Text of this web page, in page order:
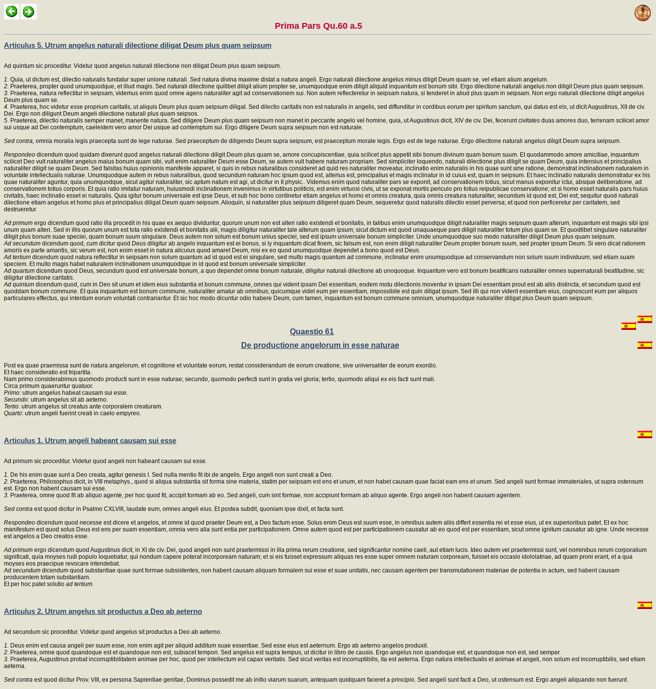
Prima Pars Qu.60 a.5
Articulus 5. Utrum angelus naturali dilectione diligat Deum plus quam seipsum
Ad quintum sic proceditur. Videtur quod angelus naturali dilectione non diligat Deum plus quam seipsum.
1. Quia, ut dictum est, dilectio naturalis fundatur super unione naturali. Sed natura divina maxime distat a natura angeli. Ergo naturali dilectione angelus minus diligit Deum quam se, vel etiam alium angelum.
2. Praeterea, propter quod unumquodque, et illud magis. Sed naturali dilectione quilibet diligit alium propter se, unumquodque enim diligit aliquid inquantum est bonum sibi. Ergo dilectione naturali angelus non diligit Deum plus quam seipsum.
3. Praeterea, natura reflectitur in seipsam, videmus enim quod omne agens naturaliter agit ad conservationem sui. Non autem reflecteretur in seipsam natura, si tenderet in aliud plus quam in seipsam. Non ergo naturali dilectione diligit angelus
Deum plus quam se.
4. Praeterea, hoc videtur esse proprium caritatis, ut aliquis Deum plus quam seipsum diligat. Sed dilectio caritatis non est naturalis in angelis, sed diffunditur in cordibus eorum per spiritum sanctum, qui datus est eis, ut dicit Augustinus, XII de civ.
Dei. Ergo non diligunt Deum angeli dilectione naturali plus quam seipsos.
5. Praeterea, dilectio naturalis semper manet, manente natura. Sed diligere Deum plus quam seipsum non manet in peccante angelo vel homine, quia, ut Augustinus dicit, XIV de civ. Dei, fecerunt civitates duas amores duo, terrenam scilicet amor
sui usque ad Dei contemptum, caelestem vero amor Dei usque ad contemptum sui. Ergo diligere Deum supra seipsum non est naturale.
Sed contra, omnia moralia legis praecepta sunt de lege naturae. Sed praeceptum de diligendo Deum supra seipsum, est praeceptum morale legis. Ergo est de lege naturae. Ergo dilectione naturali angelus diligit Deum supra seipsum.
Respondeo dicendum quod quidam dixerunt quod angelus naturali dilectione diligit Deum plus quam se, amore concupiscentiae, quia scilicet plus appetit sibi bonum divinum quam bonum suum. Et quodammodo amore amicitiae, inquantum
scilicet Deo vult naturaliter angelus maius bonum quam sibi, vult enim naturaliter Deum esse Deum, se autem vult habere naturam propriam. Sed simpliciter loquendo, naturali dilectione plus diligit se quam Deum, quia intensius et principalius
naturaliter diligit se quam Deum. Sed falsitas huius opinionis manifeste apparet, si quis in rebus naturalibus consideret ad quid res naturaliter moveatur, inclinatio enim naturalis in his quae sunt sine ratione, demonstrat inclinationem naturalem in
voluntate intellectualis naturae. Unumquodque autem in rebus naturalibus, quod secundum naturam hoc ipsum quod est, alterius est, principalius et magis inclinatur in id cuius est, quam in seipsum. Et haec inclinatio naturalis demonstratur ex his
quae naturaliter aguntur, quia unumquodque, sicut agitur naturaliter, sic aptum natum est agi, ut dicitur in II physic.. Videmus enim quod naturaliter pars se exponit, ad conservationem totius, sicut manus exponitur ictui, absque deliberatione, ad
conservationem totius corporis. Et quia ratio imitatur naturam, huiusmodi inclinationem invenimus in virtutibus politicis, est enim virtuosi civis, ut se exponat mortis periculo pro totius reipublicae conservatione; et si homo esset naturalis pars huius
civitatis, haec inclinatio esset ei naturalis. Quia igitur bonum universale est ipse Deus, et sub hoc bono continetur etiam angelus et homo et omnis creatura, quia omnis creatura naturaliter, secundum id quod est, Dei est; sequitur quod naturali
dilectione etiam angelus et homo plus et principalius diligat Deum quam seipsum. Alioquin, si naturaliter plus seipsum diligeret quam Deum, sequeretur quod naturalis dilectio esset perversa; et quod non perficeretur per caritatem, sed
destrueretur.
Ad primum ergo dicendum quod ratio illa procedit in his quae ex aequo dividuntur, quorum unum non est alteri ratio existendi et bonitatis, in talibus enim unumquodque diligit naturaliter magis seipsum quam alterum, inquantum est magis sibi ipsi
unum quam alteri. Sed in illis quorum unum est tota ratio existendi et bonitatis alii, magis diligitur naturaliter tale alterum quam ipsum; sicut dictum est quod unaquaeque pars diligit naturaliter totum plus quam se. Et quodlibet singulare naturaliter
diligit plus bonum suae speciei, quam bonum suum singulare. Deus autem non solum est bonum unius speciei, sed est ipsum universale bonum simpliciter. Unde unumquodque suo modo naturaliter diligit Deum plus quam seipsum.
Ad secundum dicendum quod, cum dicitur quod Deus diligitur ab angelo inquantum est ei bonus, si ly inquantum dicat finem, sic falsum est, non enim diligit naturaliter Deum propter bonum suum, sed propter ipsum Deum. Si vero dicat rationem
amoris ex parte amantis, sic verum est, non enim esset in natura alicuius quod amaret Deum, nisi ex eo quod unumquodque dependet a bono quod est Deus.
Ad tertium dicendum quod natura reflectitur in seipsam non solum quantum ad id quod est ei singulare, sed multo magis quantum ad commune, inclinatur enim unumquodque ad conservandum non solum suum individuum, sed etiam suam
speciem. Et multo magis habet naturalem inclinationem unumquodque in id quod est bonum universale simpliciter.
Ad quartum dicendum quod Deus, secundum quod est universale bonum, a quo dependet omne bonum naturale, diligitur naturali dilectione ab unoquoque. Inquantum vero est bonum beatificans naturaliter omnes supernaturali beatitudine, sic
diligitur dilectione caritatis.
Ad quintum dicendum quod, cum in Deo sit unum et idem eius substantia et bonum commune, omnes qui vident ipsam Dei essentiam, eodem motu dilectionis moventur in ipsam Dei essentiam prout est ab aliis distincta, et secundum quod est
quoddam bonum commune. Et quia inquantum est bonum commune, naturaliter amatur ab omnibus; quicumque videt eum per essentiam, impossibile est quin diligat ipsum. Sed illi qui non vident essentiam eius, cognoscunt eum per aliquos
particulares effectus, qui interdum eorum voluntati contrariantur. Et sic hoc modo dicuntur odio habere Deum, cum tamen, inquantum est bonum commune omnium, unumquodque naturaliter diligat plus Deum quam seipsum.
Quaestio 61
De productione angelorum in esse naturae
Post ea quae praemissa sunt de natura angelorum, et cognitione et voluntate eorum, restat considerandum de eorum creatione, sive universaliter de eorum exordio.
Et haec consideratio est tripartita.
Nam primo considerabimus quomodo producti sunt in esse naturae; secundo, quomodo perfecti sunt in gratia vel gloria; tertio, quomodo aliqui ex eis facti sunt mali.
Circa primum quaeruntur quatuor.
Primo: utrum angelus habeat causam sui esse.
Secundo: utrum angelus sit ab aeterno.
Tertio: utrum angelus sit creatus ante corporalem creaturam.
Quarto: utrum angeli fuerint creati in caelo empyreo.
Articulus 1. Utrum angeli habeant causam sui esse
Ad primum sic proceditur. Videtur quod angeli non habeant causam sui esse.
1. De his enim quae sunt a Deo creata, agitur genesis I. Sed nulla mentio fit ibi de angelis. Ergo angeli non sunt creati a Deo.
2. Praeterea, Philosophus dicit, in VIII metaphys., quod si aliqua substantia sit forma sine materia, statim per seipsam est ens et unum, et non habet causam quae faciat eam ens et unum. Sed angeli sunt formae immateriales, ut supra ostensum
est. Ergo non habent causam sui esse.
3. Praeterea, omne quod fit ab aliquo agente, per hoc quod fit, accipit formam ab eo. Sed angeli, cum sint formae, non accipiunt formam ab aliquo agente. Ergo angeli non habent causam agentem.
Sed contra est quod dicitur in Psalmo CXLVIII, laudate eum, omnes angeli eius. Et postea subdit, quoniam ipse dixit, et facta sunt.
Respondeo dicendum quod necesse est dicere et angelos, et omne id quod praeter Deum est, a Deo factum esse. Solus enim Deus est suum esse, in omnibus autem aliis differt essentia rei et esse eius, ut ex superioribus patet. Et ex hoc
manifestum est quod solus Deus est ens per suam essentiam, omnia vero alia sunt entia per participationem. Omne autem quod est per participationem causatur ab eo quod est per essentiam, sicut omne ignitum causatur ab igne. Unde necesse
est angelos a Deo creatos esse.
Ad primum ergo dicendum quod Augustinus dicit, in XI de civ. Dei, quod angeli non sunt praetermissi in illa prima rerum creatione, sed significantur nomine caeli, aut etiam lucis. Ideo autem vel praetermissi sunt, vel nominibus rerum corporalium
significati, quia moyses rudi populo loquebatur, qui nondum capere poterat incorpoream naturam; et si eis fuisset expressum aliquas res esse super omnem naturam corpoream, fuisset eis occasio idololatriae, ad quam proni erant, et a qua
moyses eos praecipue revocare intendebat.
Ad secundum dicendum quod substantiae quae sunt formae subsistentes, non habent causam aliquam formalem sui esse et suae unitatis, nec causam agentem per transmutationem materiae de potentia in actum, sed habent causam
producentem totam substantiam.
Et per hoc patet solutio ad tertium.
Articulus 2. Utrum angelus sit productus a Deo ab aeterno
Ad secundum sic proceditur. Videtur quod angelus sit productus a Deo ab aeterno.
1.
Deus enim est causa angeli per suum esse, non enim agit per aliquid additum suae essentiae. Sed esse eius est aeternum. Ergo ab aeterno angelos produxit.
2. Praeterea, omne quod quandoque est et quandoque non est, subiacet tempori. Sed angelus est supra tempus, ut dicitur in libro de causis. Ergo angelus non quandoque est, et quandoque non est, sed semper.
3. Praeterea, Augustinus probat incorruptibilitatem animae per hoc, quod per intellectum est capax veritatis. Sed sicut veritas est incorruptibilis, ita est aeterna. Ergo natura intellectualis et animae et angeli, non solum est incorruptibilis, sed etiam
aeterna.
Sed contra est quod dicitur Prov. VIII, ex persona Sapientiae genitae, Dominus possedit me ab initio viarum suarum, antequam quidquam faceret a principio. Sed angeli sunt facti a Deo, ut ostensum est. Ergo angeli aliquando non fuerunt.